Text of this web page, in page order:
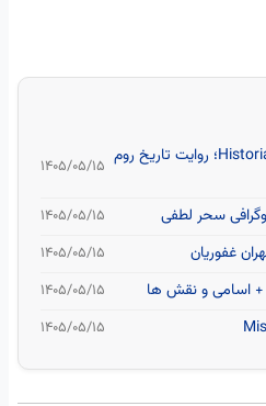
معرفی بازی Historia: Roma Aeterna؛ روایت تاریخ روم ۱۴۰۵/۰۵/۱۵
سحر لطفی ۱۴۰۵/۰۵/۱۵
غفوریان ۱۴۰۵/۰۵/۱۵
+ اسامی و نقش ها ۱۴۰۵/۰۵/۱۵
۱۴۰۵/۰۵/۱۵